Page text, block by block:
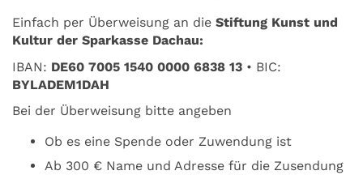
Einfach per Überweisung an die Stiftung Kunst und
Kultur der Sparkasse Dachau:
IBAN: DE60 7005 1540 0000 6838 13 • BIC:
BYLADEM1DAH
Bei der Überweisung bitte angeben
Ob es eine Spende oder Zuwendung ist
Ab 300 € Name und Adresse für die Zusendung